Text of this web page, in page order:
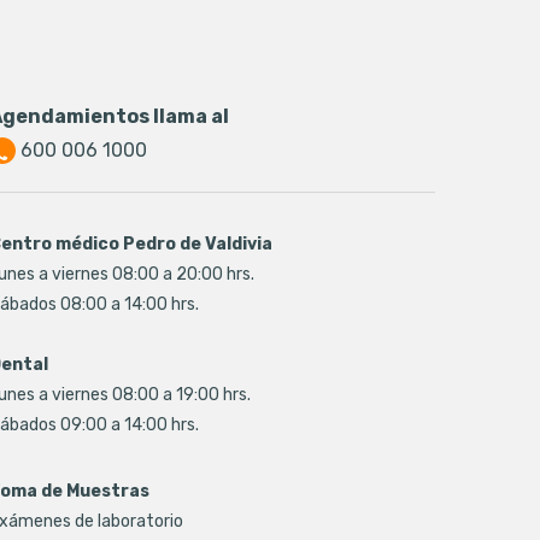
llama al
600 006 1000
médico Pedro de Valdivia
a viernes 08:00 a 20:00 hrs.
08:00 a 14:00 hrs.
a viernes 08:00 a 19:00 hrs.
09:00 a 14:00 hrs.
de Muestras
de laboratorio